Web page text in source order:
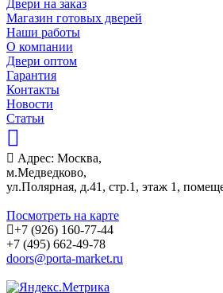
Двери на заказ
Магазин готовых дверей
Наши работы
О компании
Двери оптом
Гарантия
Контакты
Новости
Статьи
Адрес: Москва,
м.Медведково,
ул.Полярная, д.41, стр.1, этаж 1,
Посмотреть на карте
+7 (926) 160-77-44
+7 (495) 662-49-78
doors@porta-market.ru